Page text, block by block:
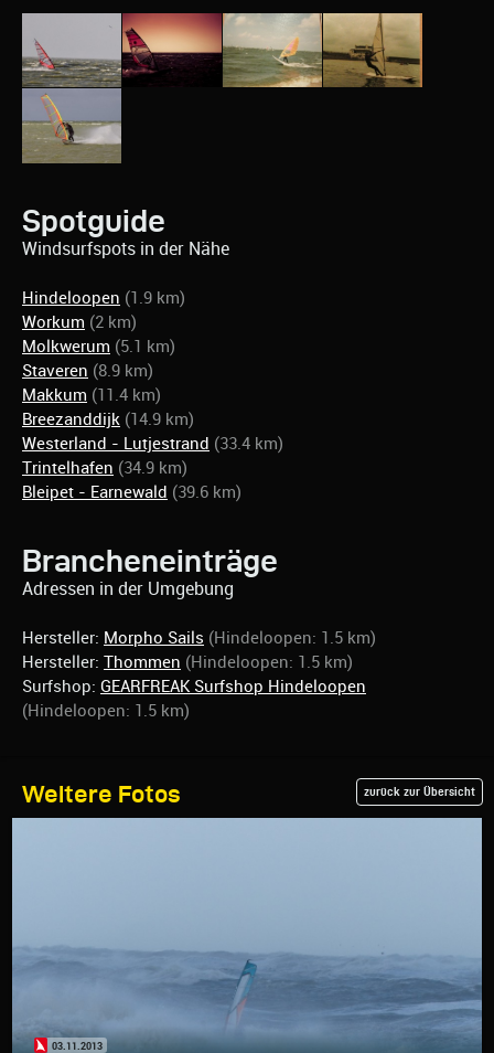
Spotguide
Windsurfspots in der Nähe
Hindeloopen (1.9 km)
Workum (2 km)
Molkwerum (5.1 km)
Staveren (8.9 km)
Makkum (11.4 km)
Breezanddijk (14.9 km)
Westerland - Lutjestrand (33.4 km)
Trintelhafen (34.9 km)
Bleipet - Earnewald (39.6 km)
Brancheneinträge
Adressen in der Umgebung
Hersteller: Morpho Sails (Hindeloopen: 1.5 km)
Hersteller: Thommen (Hindeloopen: 1.5 km)
Surfshop: GEARFREAK Surfshop Hindeloopen
(Hindeloopen: 1.5 km)
Weitere Fotos zurück zur Übersicht
03.11.2013